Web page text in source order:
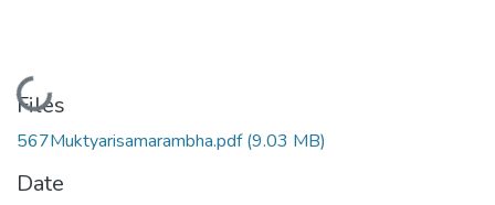
Loading...
Files
567Muktyarisamarambha.pdf(9.03 MB)
Date